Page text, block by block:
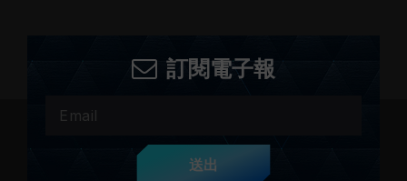
訂閱電子報
送出